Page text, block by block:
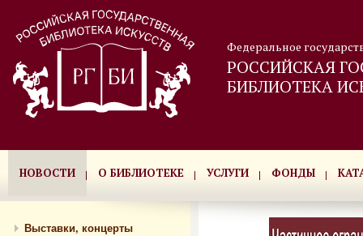
Федеральное
РОССИЙСКАЯ
БИБЛИОТЕКА
НОВОСТИ О БИБЛИОТЕКЕ УСЛУГИ ФОНДЫ
Выставки, концерты